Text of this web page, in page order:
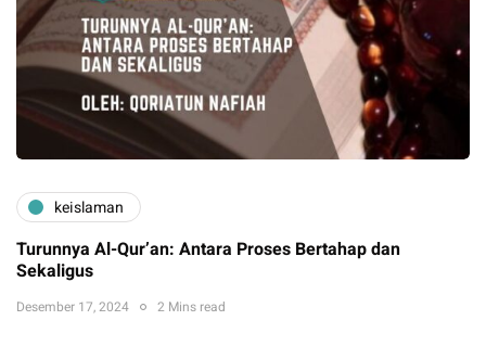
keislaman
Turunnya Al-Qur’an: Antara Proses Bertahap dan
Sekaligus
Desember 17, 2024 2 Mins read